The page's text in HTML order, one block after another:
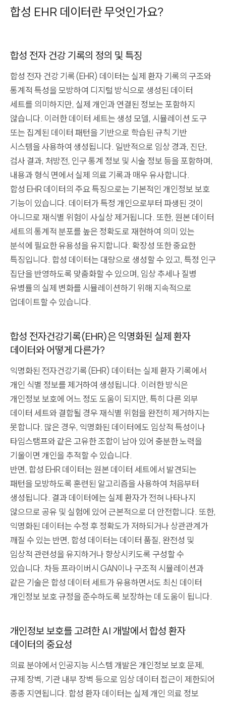
합성 EHR 데이터란 무엇인가요?
합성 전자 건강 기록의 정의 및 특징
합성 전자 건강 기록(EHR) 데이터는 실제 환자 기록의 구조와
통계적 특성을 모방하여 디지털 방식으로 생성된 데이터
세트를 의미하지만, 실제 개인과 연결된 정보는 포함하지
않습니다. 이러한 데이터 세트는 생성 모델, 시뮬레이션 도구
또는 집계된 데이터 패턴을 기반으로 학습된 규칙 기반
시스템을 사용하여 생성됩니다. 일반적으로 임상 경과, 진단,
검사 결과, 처방전, 인구 통계 정보 및 시술 정보 등을 포함하며,
내용과 형식 면에서 실제 의료 기록과 매우 유사합니다.
합성 EHR 데이터의 주요 특징으로는 기본적인 개인정보 보호
기능이 있습니다. 데이터가 특정 개인으로부터 파생된 것이
아니므로 재식별 위험이 사실상 제거됩니다. 또한, 원본 데이터
세트의 통계적 분포를 높은 정확도로 재현하여 의미 있는
분석에 필요한 유용성을 유지합니다. 확장성 또한 중요한
특징입니다. 합성 데이터는 대량으로 생성할 수 있고, 특정 인구
집단을 반영하도록 맞춤화할 수 있으며, 임상 추세나 질병
유병률의 실제 변화를 시뮬레이션하기 위해 지속적으로
업데이트할 수 있습니다.
합성 전자건강기록(EHR)은 익명화된 실제 환자
데이터와 어떻게 다른가?
익명화된 전자건강기록(EHR) 데이터는 실제 환자 기록에서
개인 식별 정보를 제거하여 생성됩니다. 이러한 방식은
개인정보 보호에 어느 정도 도움이 되지만, 특히 다른 외부
데이터 세트와 결합될 경우 재식별 위험을 완전히 제거하지는
못합니다. 많은 경우, 익명화된 데이터에도 임상적 특성이나
타임스탬프와 같은 고유한 조합이 남아 있어 충분한 노력을
기울이면 개인을 추적할 수 있습니다.
반면, 합성 EHR 데이터는 원본 데이터 세트에서 발견되는
패턴을 모방하도록 훈련된 알고리즘을 사용하여 처음부터
생성됩니다. 결과 데이터에는 실제 환자가 전혀 나타나지
않으므로 공유 및 실험에 있어 근본적으로 더 안전합니다. 또한,
익명화된 데이터는 수정 후 정확도가 저하되거나 상관관계가
깨질 수 있는 반면, 합성 데이터는 데이터 품질, 완전성 및
임상적 관련성을 유지하거나 향상시키도록 구성할 수
있습니다. 차등 프라이버시 GAN이나 구조적 시뮬레이션과
같은 기술은 합성 데이터 세트가 유용하면서도 최신 데이터
개인정보 보호 규정을 준수하도록 보장하는 데 도움이 됩니다.
개인정보 보호를 고려한 AI 개발에서 합성 환자
데이터의 중요성
의료 분야에서 인공지능 시스템 개발은 개인정보 보호 문제,
규제 장벽, 기관 내부 장벽 등으로 임상 데이터 접근이 제한되어
종종 지연됩니다. 합성 환자 데이터는 실제 개인 의료 정보